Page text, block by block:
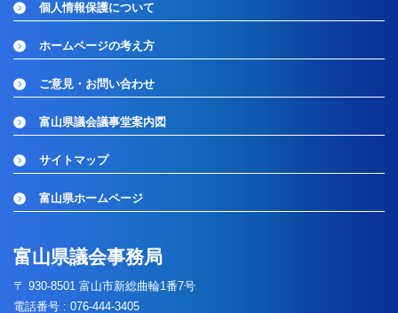
個人情報保護について
ホームページの考え方
ご意見・お問い合わせ
富山県議会議事堂案内図
サイトマップ
富山県ホームページ
富山県議会事務局
〒 930-8501 富山市新総曲輪1番7号
電話番号 : 076-444-3405